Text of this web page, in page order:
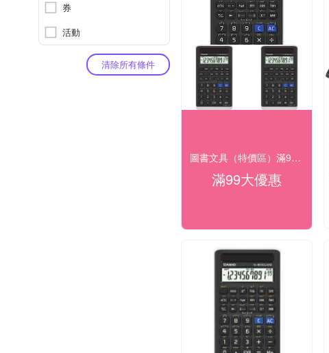
券
活動
清除所有條件
圖書文具（特價區）滿99出貨
滿99大優惠